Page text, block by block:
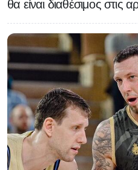
θα είναι διαθέσιμος στις